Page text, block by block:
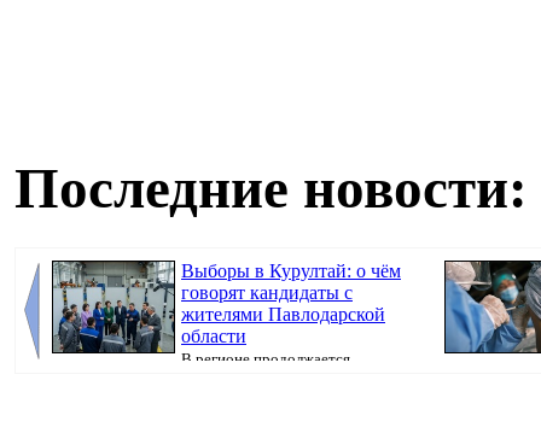
Последние новости:
Выборы в Курултай: о чём
говорят кандидаты с
жителями Павлодарской
области
В регионе продолжается